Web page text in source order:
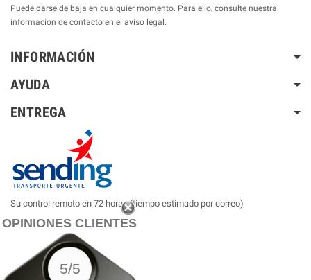
Puede darse de baja en cualquier momento. Para ello, consulte nuestra
información de contacto en el aviso legal.
INFORMACIÓN
AYUDA
ENTREGA
Su control remoto en 72 horas (tiempo estimado por correo)
OPINIONES CLIENTES
5/5